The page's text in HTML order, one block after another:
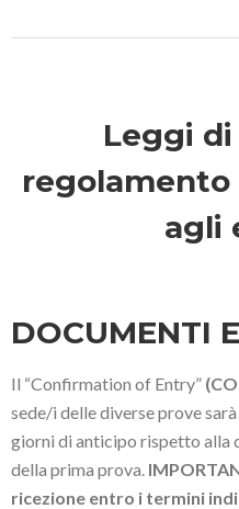
Leggi
regolamento
agli
DOCUMENTI
Il “Confirmation of Entry”
sede/i delle diverse prove
giorni di anticipo rispetto alla
della prima prova.
ricezione entro i termini